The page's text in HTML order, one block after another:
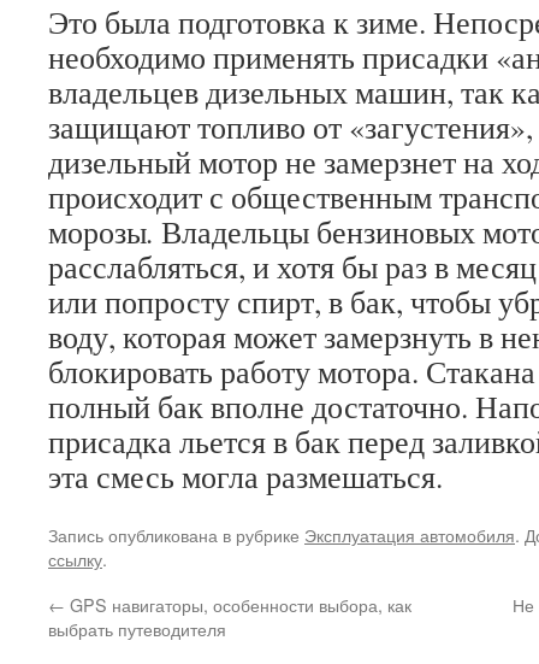
Это была подготовка к зиме.
необходимо применять присадки
владельцев дизельных машин, так
защищают топливо от
дизельный мотор не замерзнет на
происходит с общественным
морозы. Владельцы бензиновых
расслабляться, и хотя бы раз в
или попросту спирт, в бак, чтобы
воду, которая может замерзнуть в
блокировать работу мотора.
полный бак вполне достаточно.
присадка льется в бак перед
эта смесь могла размешаться.
Запись опубликована в рубрике Эксплуатация автомобиля.
ссылку.
← GPS навигаторы, особенности выбора, как
выбрать путеводителя
Не